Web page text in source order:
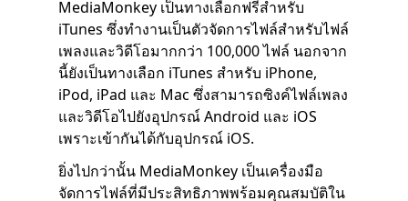
MediaMonkey เป็นทางเลือกฟรีสำหรับ
iTunes ซึ่งทำงานเป็นตัวจัดการไฟล์สำหรับไฟล์
เพลงและวิดีโอมากกว่า 100,000 ไฟล์ นอกจาก
นี้ยังเป็นทางเลือก iTunes สำหรับ iPhone,
iPod, iPad และ Mac ซึ่งสามารถซิงค์ไฟล์เพลง
และวิดีโอไปยังอุปกรณ์ Android และ iOS
เพราะเข้ากันได้กับอุปกรณ์ iOS.
ยิ่งไปกว่านั้น MediaMonkey เป็นเครื่องมือ
จัดการไฟล์ที่มีประสิทธิภาพพร้อมคุณสมบัติใน